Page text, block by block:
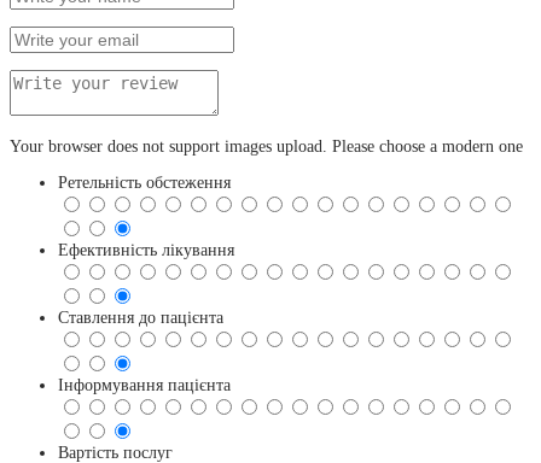
Your browser does not support images upload. Please choose a modern one
Ретельність обстеження
Ефективність лікування
Ставлення до пацієнта
Інформування пацієнта
Вартість послуг